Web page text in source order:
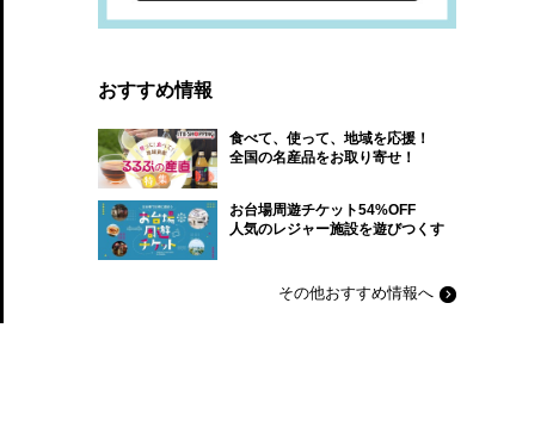
おすすめ情報
食べて、使って、地域を応援！
全国の名産品をお取り寄せ！
お台場周遊チケット54%OFF
人気のレジャー施設を遊びつくす
その他おすすめ情報へ